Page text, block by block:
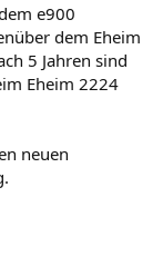
e900
dem Eheim
5 Jahren sind
Eheim 2224
neuen